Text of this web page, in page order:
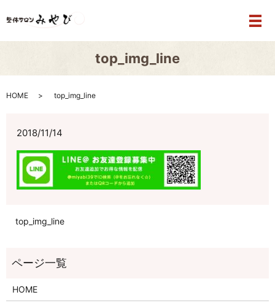
メ
top_img_line
HOME top_img_line
2018/11/14
top_img_line
HOME